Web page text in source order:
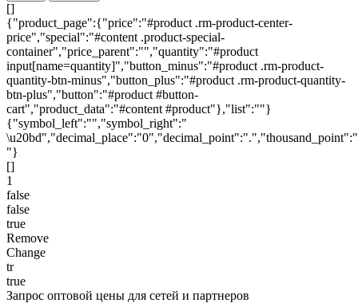
[]
{"product_page":{"price":"#product .rm-product-center-
price","special":"#content .product-special-
container","price_parent":"","quantity":"#product
input[name=quantity]","button_minus":"#product .rm-product-
quantity-btn-minus","button_plus":"#product .rm-product-quantity-
btn-plus","button":"#product #button-
cart","product_data":"#content #product"},"list":""}
{"symbol_left":"","symbol_right":"
\u20bd","decimal_place":"0","decimal_point":".","thousand_point":"
"}
[]
1
false
false
true
Remove
Change
tr
true
Запрос оптовой цены для сетей и партнеров